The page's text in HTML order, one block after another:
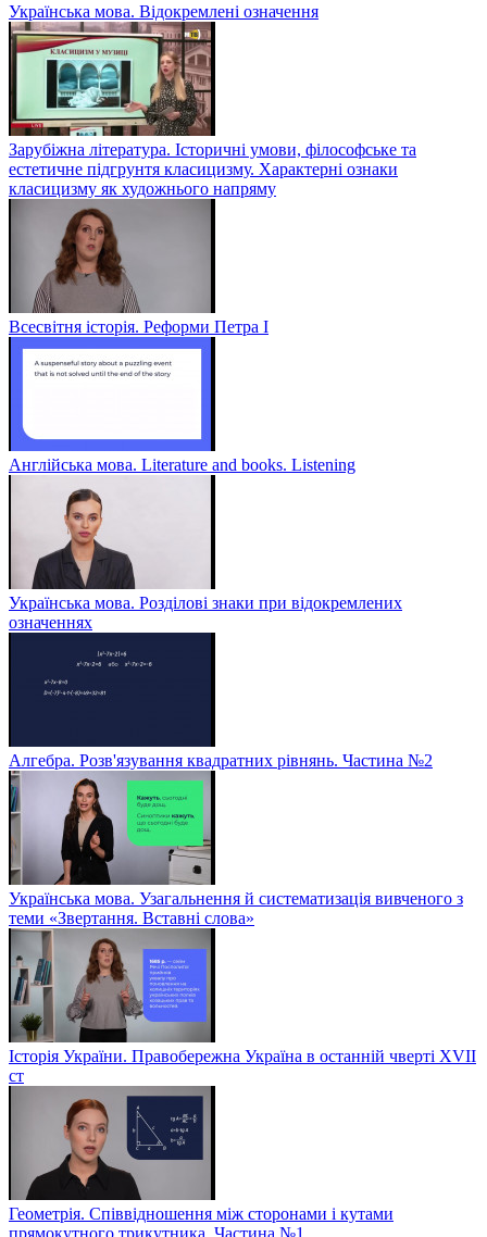
Українська мова. Відокремлені означення
Зарубіжна література. Історичні умови, філософське та
естетичне підгрунтя класицизму. Характерні ознаки
класицизму як художнього напряму
Всесвітня історія. Реформи Петра І
Англійська мова. Literature and books. Listening
Українська мова. Розділові знаки при відокремлених
означеннях
Алгебра. Розв'язування квадратних рівнянь. Частина №2
Українська мова. Узагальнення й систематизація вивченого з
теми «Звертання. Вставні слова»
Історія України. Правобережна Україна в останній чверті XVII
ст
Геометрія. Співвідношення між сторонами і кутами
прямокутного трикутника. Частина №1